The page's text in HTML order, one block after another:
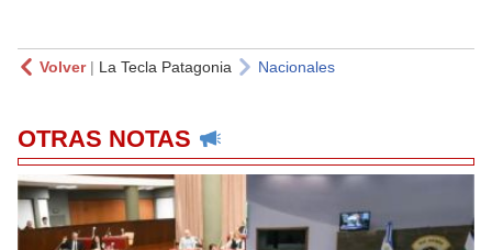
Volver| La Tecla Patagonia Nacionales
OTRAS NOTAS